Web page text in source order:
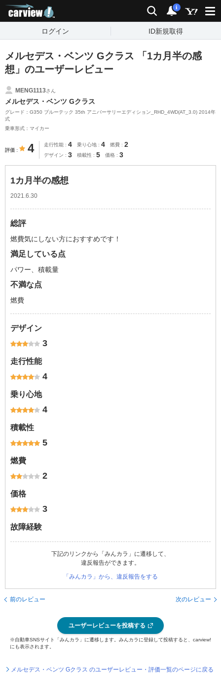
検索 通知
i
ログイン ID新規取得
メルセデス・ベンツ Gクラス 「1カ月半の感
想」のユーザーレビュー
MENG1113さん
メルセデス・ベンツ Gクラス
グレード：G350 ブルーテック 35th アニバーサリーエディション_RHD_4WD(AT_3.0) 2014年
式
乗車形式：マイカー
評価 4 走行性能 4 乗り心地 4 燃費 2
デザイン 3 積載性 5 価格 3
1カ月半の感想
2021.6.30
総評
燃費気にしない方におすすめです！
満足している点
パワー、積載量
不満な点
燃費
デザイン
3
走行性能
4
乗り心地
4
積載性
5
燃費
2
価格
3
故障経験
下記のリンクから「みんカラ」に遷移して、
違反報告ができます。
「みんカラ」から、違反報告をする
前のレビュー 次のレビュー
ユーザーレビューを投稿する
※自動車SNSサイト「みんカラ」に遷移します。みんカラに登録して投稿すると、carview!
にも表示されます。
メルセデス・ベンツ Gクラス のユーザーレビュー・評価一覧のページに戻る